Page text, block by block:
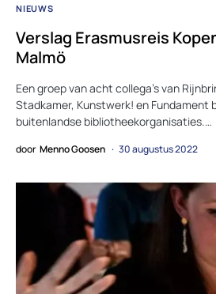
NIEUWS
Verslag Erasmusreis
Malmö
Een groep van acht collega’s van
Stadkamer, Kunstwerk! en Fundament
buitenlandse bibliotheekorganisaties.…
door Menno Goosen 30 augustus 2022